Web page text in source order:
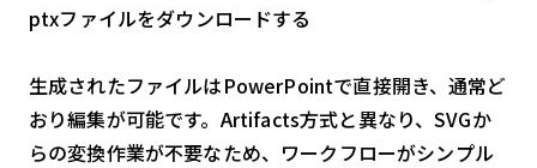
ptxファイルをダウンロードする
生成されたファイルはPowerPointで直接開き、通常ど
おり編集が可能です。Artifacts方式と異なり、SVGか
らの変換作業が不要なため、ワークフローがシンプル